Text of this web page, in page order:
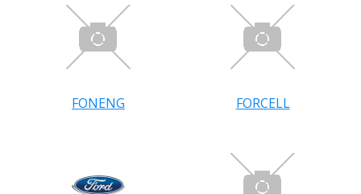
FONENG FORCELL